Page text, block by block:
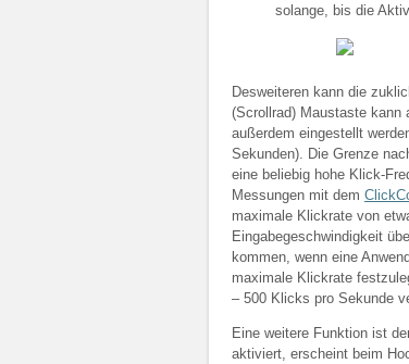
solange, bis die
Desweiteren kann die
(Scrollrad) Maustaste kann
außerdem eingestellt
Sekunden). Die Grenze
eine beliebig hohe Klick-
Messungen mit dem
maximale Klickrate von
Eingabegeschwindigkeit
kommen, wenn eine
maximale Klickrate
– 500 Klicks pro Sekunde
Eine weitere Funktion ist
aktiviert, erscheint beim